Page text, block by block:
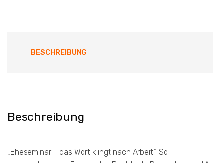
BESCHREIBUNG
Beschreibung
„Eheseminar – das Wort klingt nach Arbeit.“ So